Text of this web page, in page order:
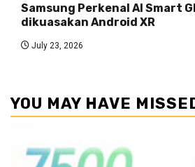
Samsung Perkenal AI Smart
dikuasakan Android XR
July 23, 2026
YOU MAY HAVE